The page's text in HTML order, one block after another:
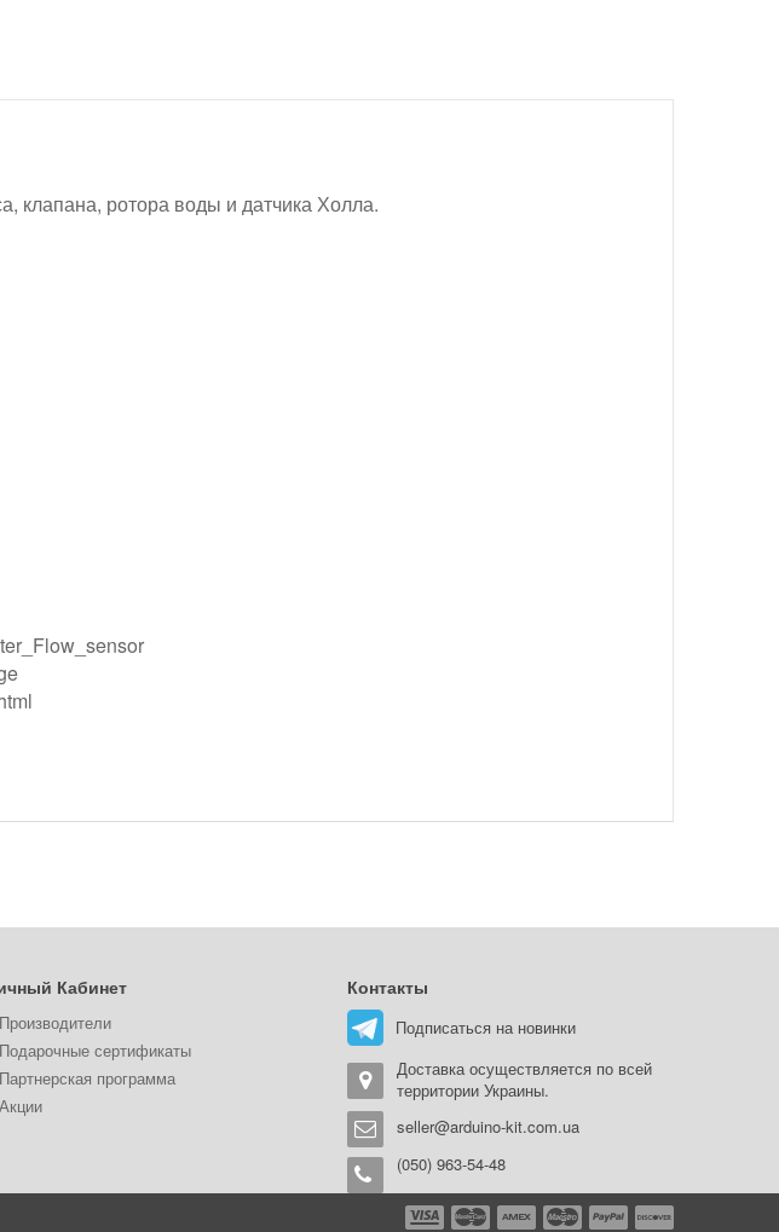
клапана, ротора воды и датчика Холла.
Кабинет
Производители
Подарочные сертификаты
Партнерская программа
Акции
Контакты
Подписаться на новинки
Доставка осуществляется по всей
территории Украины.
seller@arduino-kit.com.ua
(050) 963-54-48